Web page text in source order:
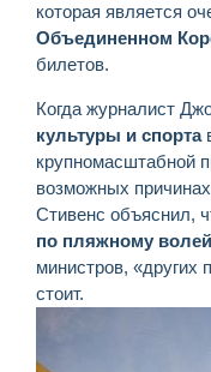
которая является
Объединенном
билетов.
Когда журналист
культуры и спорта
крупномасштабной
возможных
Стивенс объяснил,
по пляжному
министров, «других
стоит.